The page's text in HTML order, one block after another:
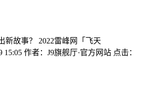
新故事？ 2022雷峰网「飞天
15:05 作者： J9旗舰厅·官方网站 点击：